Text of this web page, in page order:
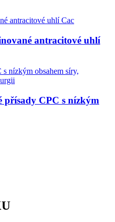
antracitové uhlí
CPC s nízkým